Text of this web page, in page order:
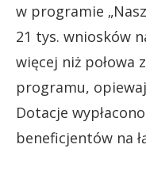
w programie
21 tys. wniosków
więcej niż połowa
programu,
Dotacje
beneficjentów na